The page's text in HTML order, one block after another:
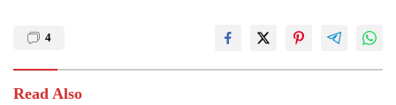
4
Read Also